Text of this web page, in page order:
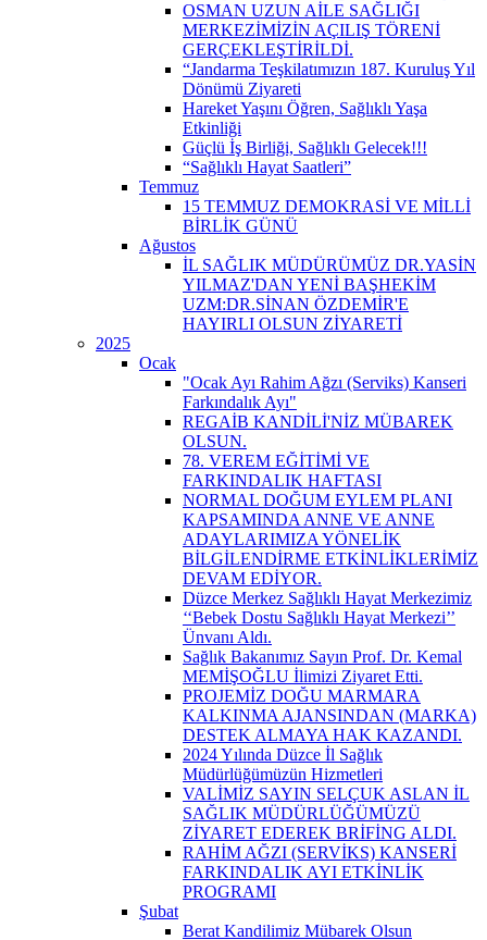
OSMAN UZUN AİLE SAĞLIĞI
MERKEZİMİZİN AÇILIŞ TÖRENİ
GERÇEKLEŞTİRİLDİ.
“Jandarma Teşkilatımızın 187. Kuruluş Yıl
Dönümü Ziyareti
Hareket Yaşını Öğren, Sağlıklı Yaşa
Etkinliği
Güçlü İş Birliği, Sağlıklı Gelecek!!!
“Sağlıklı Hayat Saatleri”
Temmuz
15 TEMMUZ DEMOKRASİ VE MİLLİ
BİRLİK GÜNÜ
Ağustos
İL SAĞLIK MÜDÜRÜMÜZ DR.YASİN
YILMAZ'DAN YENİ BAŞHEKİM
UZM:DR.SİNAN ÖZDEMİR'E
HAYIRLI OLSUN ZİYARETİ
2025
Ocak
"Ocak Ayı Rahim Ağzı (Serviks) Kanseri
Farkındalık Ayı"
REGAİB KANDİLİ'NİZ MÜBAREK
OLSUN.
78. VEREM EĞİTİMİ VE
FARKINDALIK HAFTASI
NORMAL DOĞUM EYLEM PLANI
KAPSAMINDA ANNE VE ANNE
ADAYLARIMIZA YÖNELİK
BİLGİLENDİRME ETKİNLİKLERİMİZ
DEVAM EDİYOR.
Düzce Merkez Sağlıklı Hayat Merkezimiz
‘‘Bebek Dostu Sağlıklı Hayat Merkezi’’
Ünvanı Aldı.
Sağlık Bakanımız Sayın Prof. Dr. Kemal
MEMİŞOĞLU İlimizi Ziyaret Etti.
PROJEMİZ DOĞU MARMARA
KALKINMA AJANSINDAN (MARKA)
DESTEK ALMAYA HAK KAZANDI.
2024 Yılında Düzce İl Sağlık
Müdürlüğümüzün Hizmetleri
VALİMİZ SAYIN SELÇUK ASLAN İL
SAĞLIK MÜDÜRLÜĞÜMÜZÜ
ZİYARET EDEREK BRİFİNG ALDI.
RAHİM AĞZI (SERVİKS) KANSERİ
FARKINDALIK AYI ETKİNLİK
PROGRAMI
Şubat
Berat Kandilimiz Mübarek Olsun